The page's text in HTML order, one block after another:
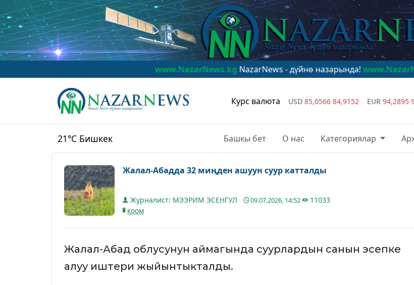
www.NazarNews.kgNazarNews - дүйнө назарында! www.NazarNews.kg
Курс валюта USD 85,0566 84,9152 EUR 94,2895
21°C Бишкек Башкы бет О нас Категориялар
Жалал-Абадда 32 миңден ашуун суур катталды
Журналист: МЭЭРИМ ЭСЕНГУЛ 09.07.2026, 14:52
11033
коом
Жалал-Абад облусунун аймагында суурлардын санын эсепке
алуу иштери жыйынтыкталды.